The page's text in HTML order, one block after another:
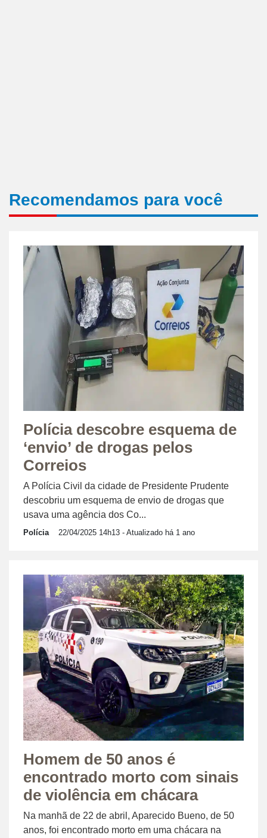
Recomendamos para você
Polícia descobre esquema de
‘envio’ de drogas pelos
Correios
A Polícia Civil da cidade de Presidente Prudente
descobriu um esquema de envio de drogas que
usava uma agência dos Co...
Polícia 22/04/2025 14h13 - Atualizado há 1 ano
Homem de 50 anos é
encontrado morto com sinais
de violência em chácara
Na manhã de 22 de abril, Aparecido Bueno, de 50
anos, foi encontrado morto em uma chácara na